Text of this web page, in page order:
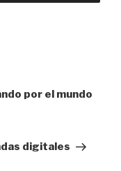
por el mundo
digitales